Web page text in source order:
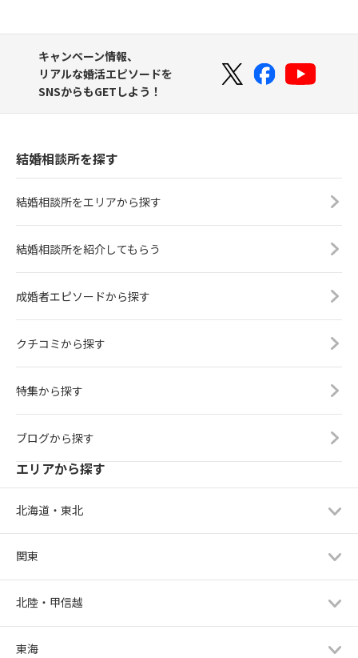
キャンペーン情報、
リアルな婚活エピソードを
SNSからもGETしよう！
結婚相談所を探す
結婚相談所をエリアから探す
結婚相談所を紹介してもらう
成婚者エピソードから探す
クチコミから探す
特集から探す
ブログから探す
エリアから探す
北海道・東北
関東
北陸・甲信越
東海